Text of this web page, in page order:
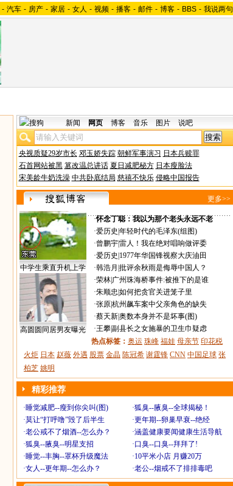
- 汽车 - 房产 - 家居 - 女人 - 视频 - 播客 - 邮件 - 博客 - BBS - 我说两句
新闻 网页 博客 音乐 图片 说吧
央视质疑29岁市长 邓玉娇失踪 朝鲜军事演习 日本兵赎罪
石首网站被黑 篡改温总讲话 夏日减肥秘方 日本瘦脸法
宋美龄牛奶洗澡 中共卧底结局 慈禧不快乐 侵略中国报告
更多>>
中学生乘直升机上学
高圆圆同居男友曝光
·怀念丁聪：我以为那个老头永远不老
·爱历史 年轻时代的毛泽东(组图)
·曾鹏宇|雷人！我在绝对唱响做评委
·爱历史 1977年华国锋视察大庆油田
·韩浩月 批评余秋雨是侮辱中国人？
·荣林| 广州珠海桥事件:被推下的是谁
·朱顺忠 如何把贪官关进笼子里
·张原|杭州飙车案中父亲角色的缺失
·蔡天新|奥数本身并不是坏事(图)
·王攀|副县长之女施暴的卫生巾疑虑
热点标签： 奥运 珠峰 福娃 母亲节 印花税
火炬 日本 赵薇 外遇 股票 金晶 陈冠希 谢霆锋 CNN 中国足球 张
柏芝 姚明
精彩推荐
·睡觉减肥--瘦到你尖叫(图) ·狐臭--腋臭--全球揭秘！
·莫让“打呼噜”毁了后半生 ·更年期--卵巢早衰--绝经
·老公戒不了烟酒--怎么办？ ·涵盖健康要闻健康生活导航
·狐臭--腋臭--明星支招 ·口臭--口臭--拜拜了!
·睡觉--丰胸--罩杯升级魔法 ·10平米小店 月赚20万
·女人--更年期--怎么办？ ·老公--烟戒不了排排毒吧